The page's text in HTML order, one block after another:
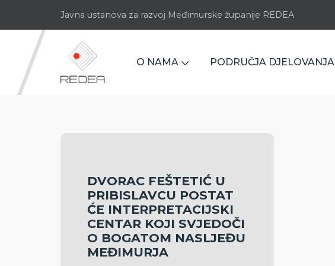
Javna ustanova za razvoj Međimurske županije REDEA
O NAMA PODRUČJA DJELOVANJA
DVORAC FEŠTETIĆ U
PRIBISLAVCU POSTAT
ĆE INTERPRETACIJSKI
CENTAR KOJI SVJEDOČI
O BOGATOM NASLJEĐU
MEĐIMURJA